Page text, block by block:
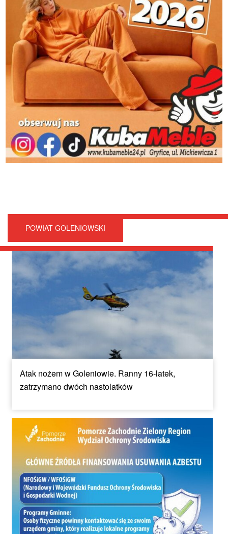
POWIAT GOLENIOWSKI
Atak nożem w Goleniowie. Ranny 16-latek,
zatrzymano dwóch nastolatków